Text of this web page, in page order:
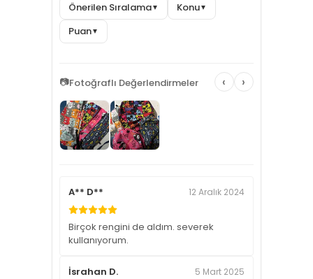
Önerilen Sıralama▼ Konu▼
Puan▼
📷Fotoğraflı Değerlendirmeler ‹ ›
A** D** 12 Aralık 2024
Birçok rengini de aldım. severek
kullanıyorum.
İsrahan D. 5 Mart 2025